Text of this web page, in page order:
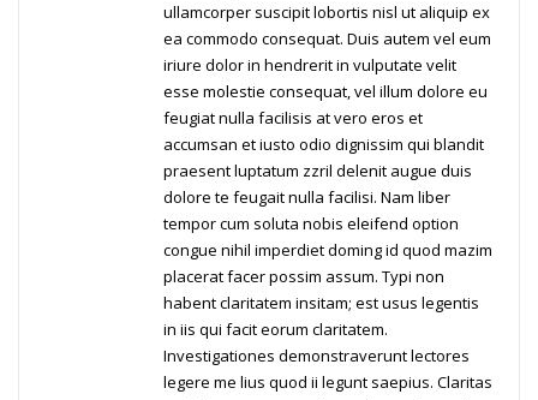
ullamcorper suscipit lobortis nisl ut aliquip ex
ea commodo consequat. Duis autem vel eum
iriure dolor in hendrerit in vulputate velit
esse molestie consequat, vel illum dolore eu
feugiat nulla facilisis at vero eros et
accumsan et iusto odio dignissim qui blandit
praesent luptatum zzril delenit augue duis
dolore te feugait nulla facilisi. Nam liber
tempor cum soluta nobis eleifend option
congue nihil imperdiet doming id quod mazim
placerat facer possim assum. Typi non
habent claritatem insitam; est usus legentis
in iis qui facit eorum claritatem.
Investigationes demonstraverunt lectores
legere me lius quod ii legunt saepius. Claritas